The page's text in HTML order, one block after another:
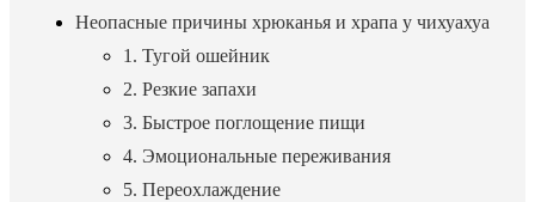
Неопасные причины хрюканья и храпа у чихуахуа
1. Тугой ошейник
2. Резкие запахи
3. Быстрое поглощение пищи
4. Эмоциональные переживания
5. Переохлаждение